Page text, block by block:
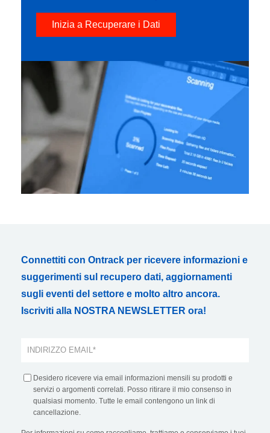
Inizia a Recuperare i Dati
Connettiti con Ontrack per ricevere informazioni e
suggerimenti sul recupero dati, aggiornamenti
sugli eventi del settore e molto altro ancora.
Iscriviti alla NOSTRA NEWSLETTER ora!
Desidero ricevere via email informazioni mensili su prodotti e
servizi o argomenti correlati. Posso ritirare il mio consenso in
qualsiasi momento. Tutte le email contengono un link di
cancellazione.